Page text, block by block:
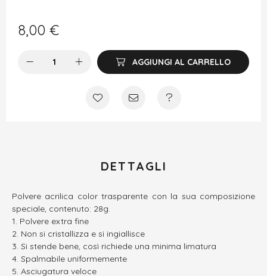
8,00 €
AGGIUNGI AL CARRELLO
DETTAGLI
Polvere acrilica color trasparente con la sua composizione
speciale, contenuto: 28g.
Polvere extra fine
Non si cristallizza e si ingiallisce
Si stende bene, così richiede una minima limatura
Spalmabile uniformemente
Asciugatura veloce